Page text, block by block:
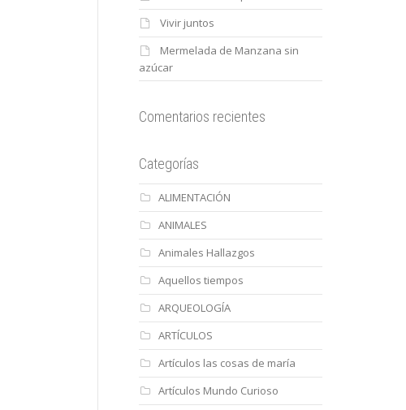
Vivir juntos
Mermelada de Manzana sin
azúcar
Comentarios recientes
Categorías
ALIMENTACIÓN
ANIMALES
Animales Hallazgos
Aquellos tiempos
ARQUEOLOGÍA
ARTÍCULOS
Artículos las cosas de maría
Artículos Mundo Curioso